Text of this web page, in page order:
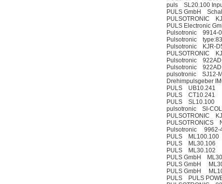
puls SL20.100
PULS GmbH
PULSOTRONIC
PULS Electronic
Pulsotronic 9914-
Pulsotronic
Pulsotronic KJR-
PULSOTRONIC
Pulsotronic
Pulsotronic
pulsotronic SJ12-
Drehimpulsgeber
PULS UB10.241
PULS CT10.241
PULS SL10.100
pulsotronic SI-
PULSOTRONIC
PULSOTRONICS
Pulsotronic 9962-
PULS ML100.100
PULS ML30.106
PULS ML30.102
PULS GmbH
PULS GmbH
PULS GmbH
PULS PULS